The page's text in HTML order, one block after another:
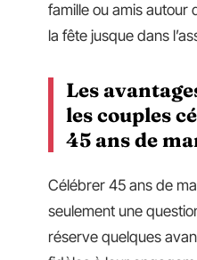
famille ou amis autour
la fête jusque dans
Les
les couples
45 ans de
Célébrer 45 ans de
seulement une
réserve quelques